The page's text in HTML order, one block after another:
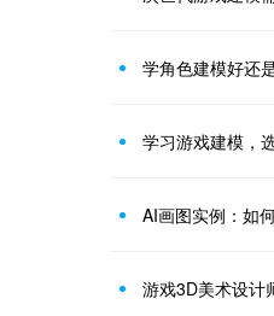
学角色建模好还
学习游戏建模，
AI画图实例：如
游戏3D美术设计